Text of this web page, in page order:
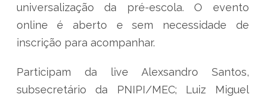
universalização da pré-escola. O evento
online é aberto e sem necessidade de
inscrição para acompanhar.
Participam da live Alexsandro Santos,
subsecretário da PNIPI/MEC; Luiz Miguel